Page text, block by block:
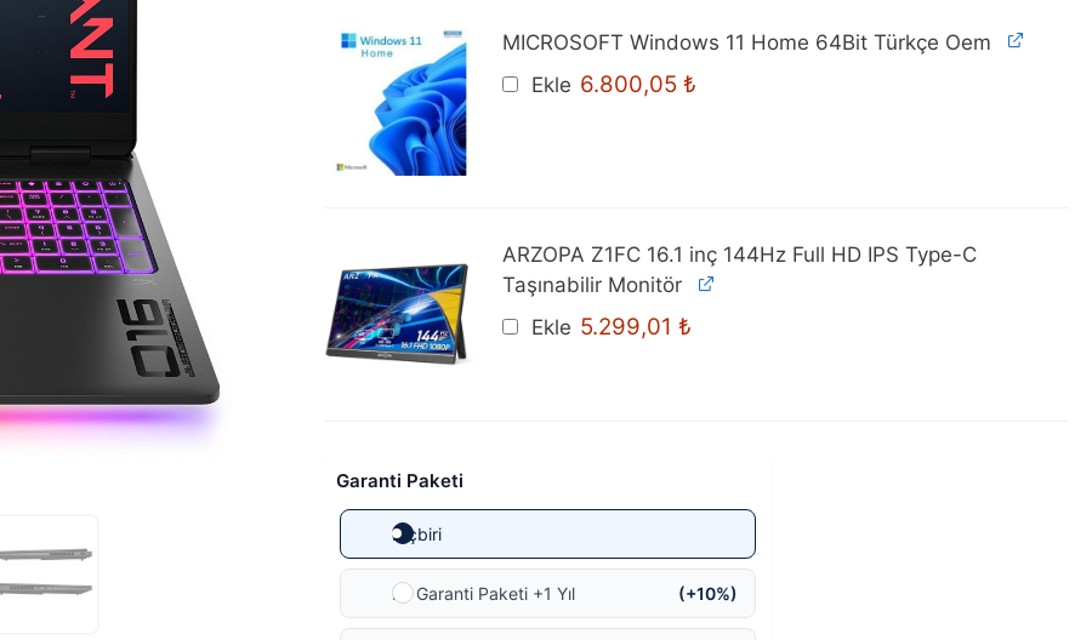
MICROSOFT Windows 11 Home 64Bit Türkçe Oem
Ekle 6.800,05 ₺
ARZOPA Z1FC 16.1 inç 144Hz Full HD IPS Type-C
Taşınabilir Monitör
Ekle 5.299,01 ₺
Garanti Paketi
Hiçbiri
Ek Garanti Paketi +1 Yıl (+10%)